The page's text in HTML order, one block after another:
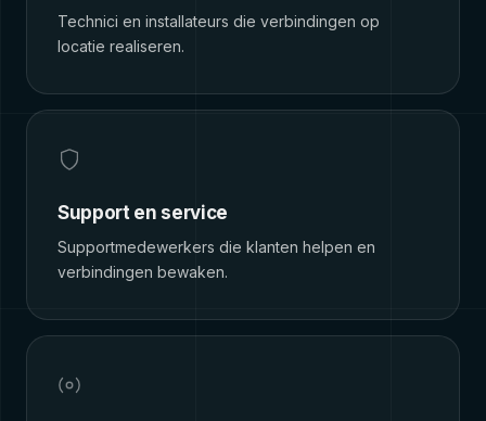
Technici en installateurs die verbindingen op
locatie realiseren.
Support en service
Supportmedewerkers die klanten helpen en
verbindingen bewaken.